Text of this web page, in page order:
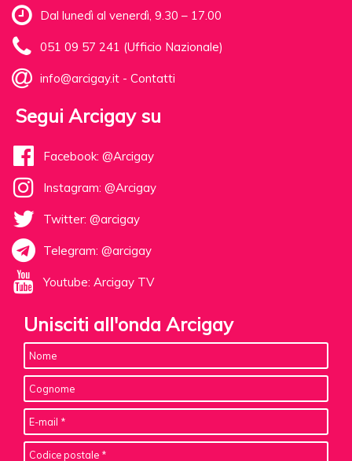
Dal lunedì al venerdì, 9.30 – 17.00
051 09 57 241 (Ufficio Nazionale)
info@arcigay.it - Contatti
Segui Arcigay su
Facebook: @Arcigay
Instagram: @Arcigay
Twitter: @arcigay
Telegram: @arcigay
Youtube: Arcigay TV
Unisciti all'onda Arcigay